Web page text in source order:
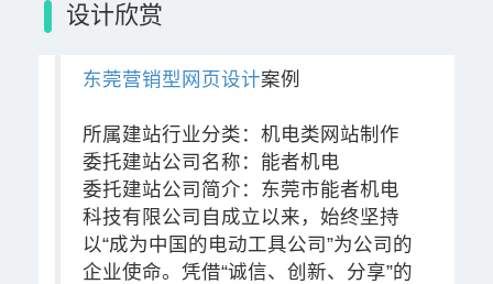
设计欣赏
东莞营销型网页设计案例
所属建站行业分类：机电类网站制作
委托建站公司名称：能者机电
委托建站公司简介：东莞市能者机电
科技有限公司自成立以来，始终坚持
以“成为中国的电动工具公司”为公司的
企业使命。凭借“诚信、创新、分享”的